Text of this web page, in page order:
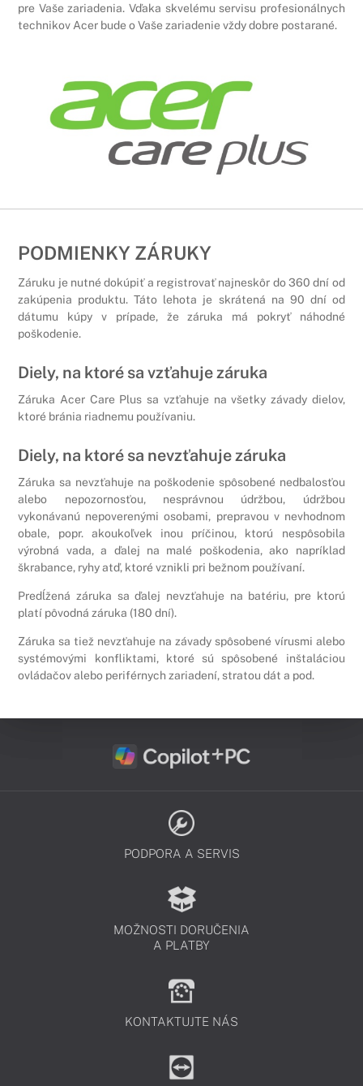
pre Vaše zariadenia. Vďaka skvelému servisu profesionálnych
technikov Acer bude o Vaše zariadenie vždy dobre postarané.
PODMIENKY ZÁRUKY
Záruku je nutné dokúpiť a registrovať najneskôr do 360 dní od
zakúpenia produktu. Táto lehota je skrátená na 90 dní od
dátumu kúpy v prípade, že záruka má pokryť náhodné
poškodenie.
Diely, na ktoré sa vzťahuje záruka
Záruka Acer Care Plus sa vzťahuje na všetky závady dielov,
ktoré bránia riadnemu používaniu.
Diely, na ktoré sa nevzťahuje záruka
Záruka sa nevzťahuje na poškodenie spôsobené nedbalosťou
alebo nepozornosťou, nesprávnou údržbou, údržbou
vykonávanú nepoverenými osobami, prepravou v nevhodnom
obale, popr. akoukoľvek inou príčinou, ktorú nespôsobila
výrobná vada, a ďalej na malé poškodenia, ako napríklad
škrabance, ryhy atď, ktoré vznikli pri bežnom používaní.
Predĺžená záruka sa ďalej nevzťahuje na batériu, pre ktorú
platí pôvodná záruka (180 dní).
Záruka sa tiež nevzťahuje na závady spôsobené vírusmi alebo
systémovými konfliktami, ktoré sú spôsobené inštaláciou
ovládačov alebo periférnych zariadení, stratou dát a pod.
PODPORA A SERVIS
MOŽNOSTI DORUČENIA
A PLATBY
KONTAKTUJTE NÁS